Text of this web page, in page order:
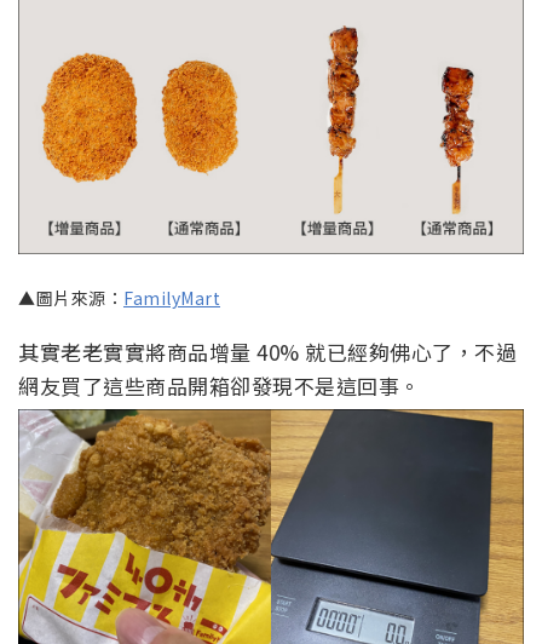
▲圖片來源： FamilyMart
其實老老實實將商品增量 40% 就已經夠佛心了，不過
網友買了這些商品開箱卻發現不是這回事。